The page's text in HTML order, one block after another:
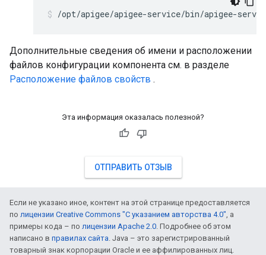
/opt/apigee/apigee-service/bin/apigee-
Дополнительные сведения об имени и расположении
файлов конфигурации компонента см. в разделе
Расположение файлов свойств .
Эта информация оказалась полезной?
ОТПРАВИТЬ ОТЗЫВ
Если не указано иное, контент на этой странице предоставляется
по лицензии Creative Commons "С указанием авторства 4.0", а
примеры кода – по лицензии Apache 2.0. Подробнее об этом
написано в правилах сайта. Java – это зарегистрированный
товарный знак корпорации Oracle и ее аффилированных лиц.